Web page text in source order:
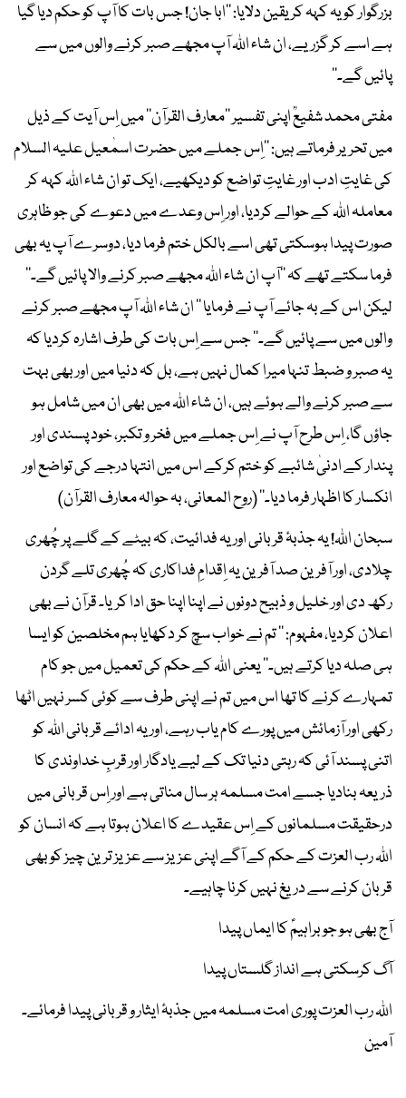
بزرگوار کو یہ کہہ کر یقین دلایا: ’’ابا جان! جس بات کا آپ کو حکم دیا گیا
ہے اسے کر گزریے، ان شاء اﷲ آپ مجھے صبر کرنے والوں میں سے
پائیں گے۔‘‘
مفتی محمد شفیعؒ اپنی تفسیر ’’معارف القرآن‘‘ میں اِس آیت کے ذیل
میں تحریر فرماتے ہیں: ’’اِس جملے میں حضرت اسمٰعیل علیہ السلام
کی غایتِ ادب اور غایتِ تواضع کو دیکھیے، ایک تو ان شاء اﷲ کہہ کر
معاملہ اﷲ کے حوالے کردیا، اور اِس وعدے میں دعوے کی جو ظاہری
صورت پیدا ہوسکتی تھی اسے بالکل ختم فرما دیا، دوسرے آپ یہ بھی
فرما سکتے تھے کہ ’’آپ ان شاء اﷲ مجھے صبر کرنے والا پائیں گے۔‘‘
لیکن اس کے بہ جائے آپ نے فرمایا ’’ ان شاء اﷲ آپ مجھے صبر کرنے
والوں میں سے پائیں گے۔‘‘ جس سے اِس بات کی طرف اشارہ کردیا کہ
یہ صبر و ضبط تنہا میرا کمال نہیں ہے، بل کہ دنیا میں اور بھی بہت
سے صبر کرنے والے ہوئے ہیں، ان شاء اﷲ میں بھی ان میں شامل ہو
جاؤں گا، اِس طرح آپ نے اِس جملے میں فخر و تکبر، خود پسندی اور
پندار کے ادنیٰ شائبے کو ختم کرکے اس میں انتہا درجے کی تواضع اور
انکسار کا اظہار فرما دیا۔‘‘ (روح المعانی، بہ حوالہ معارف القرآن)
سبحان اﷲ! یہ جذبۂ قربانی اور یہ فدائیت، کہ بیٹے کے گلے پر چُھری
چلادی، اور آفرین صد آفرین یہ اِقدامِ فداکاری کہ چُھری تلے گردن
رکھ دی اور خلیل و ذبیح دونوں نے اپنا اپنا حق ادا کریا۔ قرآن نے بھی
اعلان کردیا، مفہوم: ’’ تم نے خواب سچ کر دکھایا ہم مخلصین کو ایسا
ہی صلہ دیا کرتے ہیں۔‘‘ یعنی اﷲ کے حکم کی تعمیل میں جو کام
تمہارے کرنے کا تھا اس میں تم نے اپنی طرف سے کوئی کسر نہیں اٹھا
رکھی اور آزمائش میں پورے کام یاب رہے، اور یہ ادائے قربانی اﷲ کو
اتنی پسند آئی کہ رہتی دنیا تک کے لیے یادگار اور قربِ خداوندی کا
ذریعہ بنادیا جسے امت مسلمہ ہر سال مناتی ہے اور اِس قربانی میں
درحقیقت مسلمانوں کے اِس عقیدے کا اعلان ہوتا ہے کہ انسان کو
اﷲ رب العزت کے حکم کے آگے اپنی عزیز سے عزیز ترین چیز کو بھی
قربان کرنے سے دریغ نہیں کرنا چاہیے۔
آج بھی ہو جو براہیمؑ کا ایماں پیدا
آگ کرسکتی ہے انداز گلستاں پیدا
اﷲ رب العزت پوری امت مسلمہ میں جذبۂ ایثار و قربانی پیدا فرمائے۔
آمین